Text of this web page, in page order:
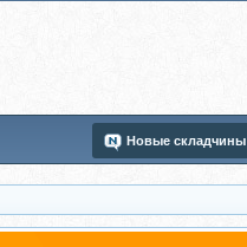
Новые складчины